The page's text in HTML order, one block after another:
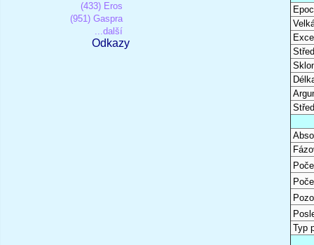
(433) Eros
(951) Gaspra
...další
Odkazy
Typ